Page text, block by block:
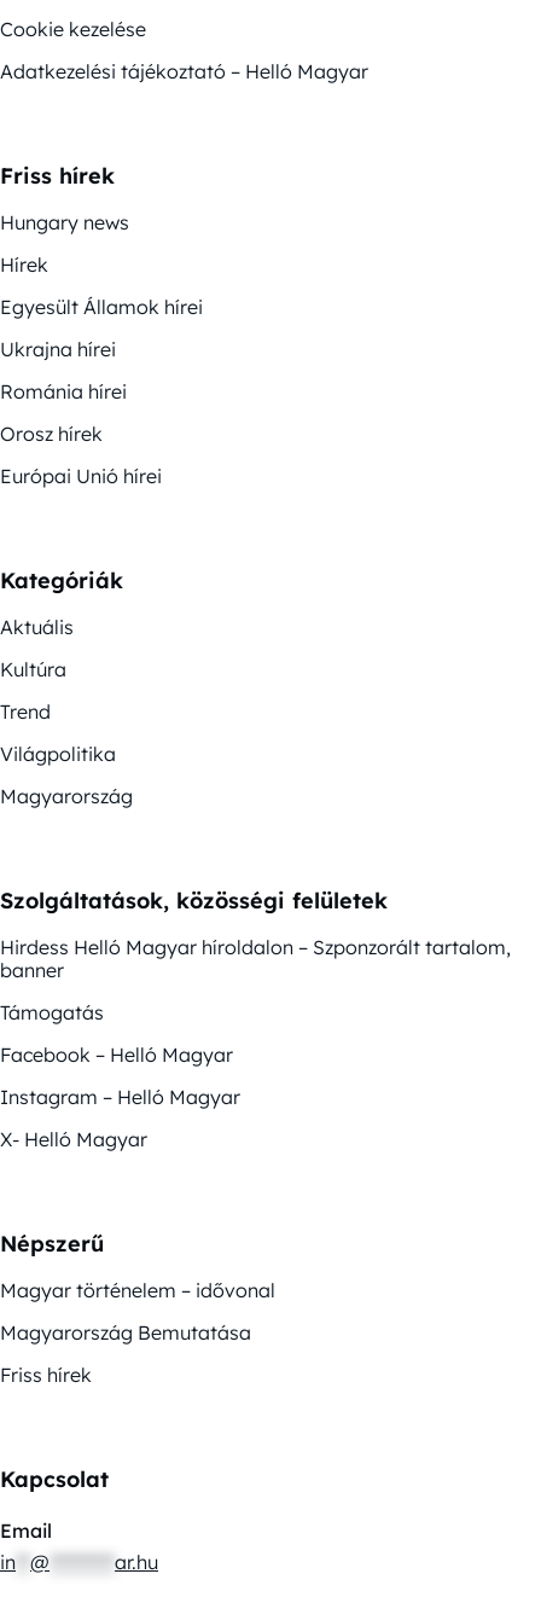
Cookie kezelése
Adatkezelési tájékoztató – Helló Magyar
Friss hírek
Hungary news
Hírek
Egyesült Államok hírei
Ukrajna hírei
Románia hírei
Orosz hírek
Európai Unió hírei
Kategóriák
Aktuális
Kultúra
Trend
Világpolitika
Magyarország
Szolgáltatások, közösségi felületek
Hirdess Helló Magyar híroldalon – Szponzorált tartalom,
banner
Támogatás
Facebook – Helló Magyar
Instagram – Helló Magyar
X- Helló Magyar
Népszerű
Magyar történelem – idővonal
Magyarország Bemutatása
Friss hírek
Kapcsolat
Email
in @ ar.hu